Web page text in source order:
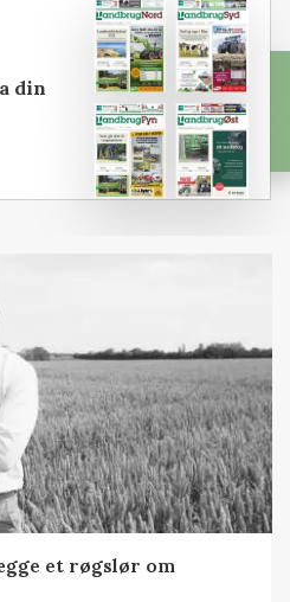
din
et røgslør om